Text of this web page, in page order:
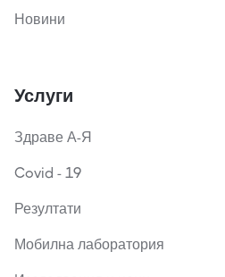
Новини
Услуги
Здраве А-Я
Covid - 19
Резултати
Мобилна лаборатория